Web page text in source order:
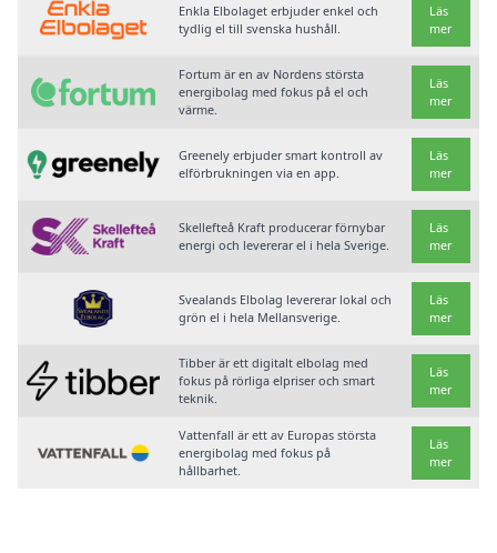
Enkla Elbolaget erbjuder enkel och
tydlig el till svenska hushåll.
Läs
mer
Fortum är en av Nordens största
energibolag med fokus på el och
värme.
Läs
mer
Greenely erbjuder smart kontroll av
elförbrukningen via en app.
Läs
mer
Skellefteå Kraft producerar förnybar
energi och levererar el i hela Sverige.
Läs
mer
Svealands Elbolag levererar lokal och
grön el i hela Mellansverige.
Läs
mer
Tibber är ett digitalt elbolag med
fokus på rörliga elpriser och smart
teknik.
Läs
mer
Vattenfall är ett av Europas största
energibolag med fokus på
hållbarhet.
Läs
mer